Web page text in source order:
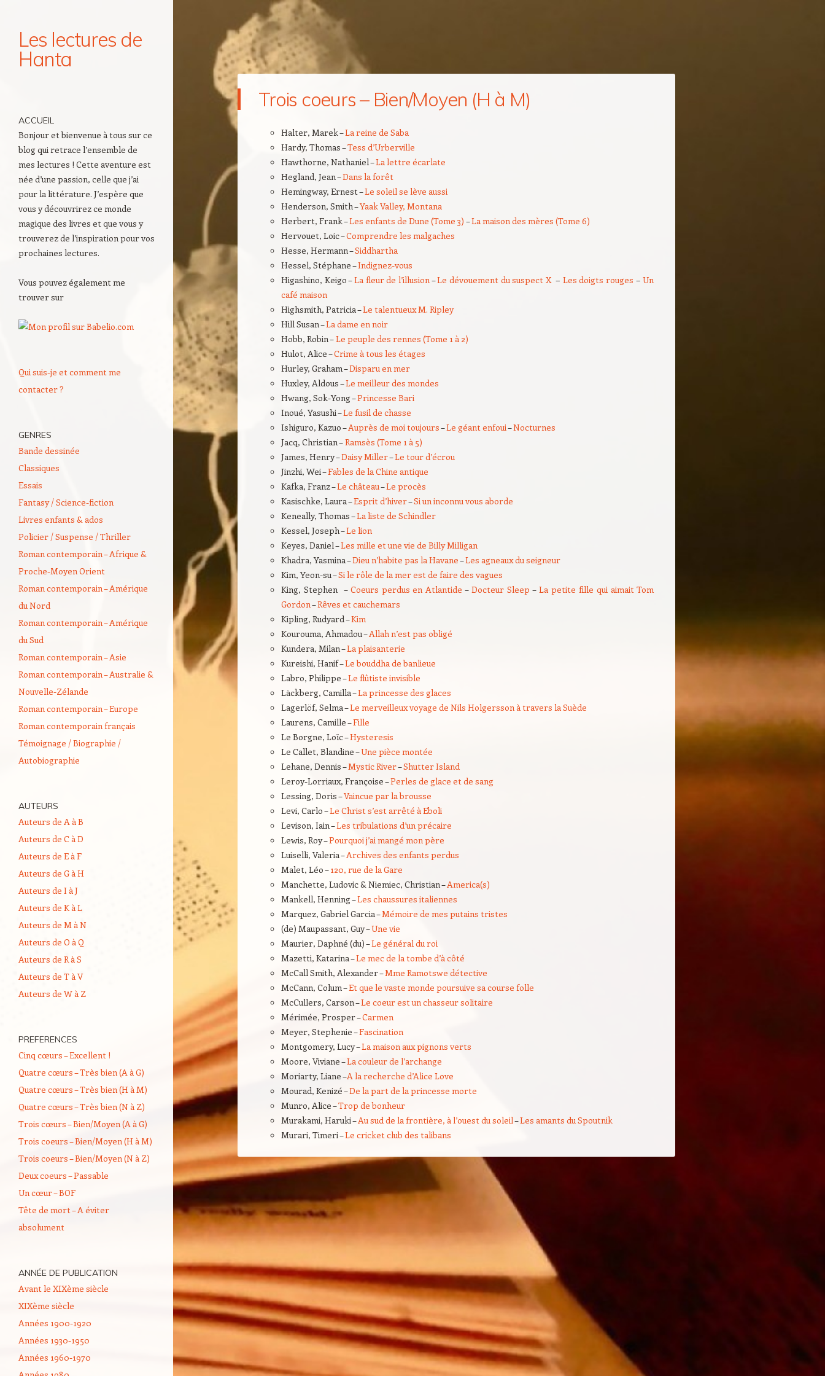
Les lectures de
Hanta
Trois coeurs – Bien/Moyen (H à M)
Halter, Marek –La reine de Saba
Hardy, Thomas –Tess d’Urberville
Hawthorne, Nathaniel –La lettre écarlate
Hegland, Jean –Dans la forêt
Hemingway, Ernest –Le soleil se lève aussi
Henderson, Smith –Yaak Valley, Montana
Herbert, Frank –Les enfants de Dune (Tome 3) –La maison des mères (Tome 6)
Hervouet, Loic –Comprendre les malgaches
Hesse, Hermann –Siddhartha
Hessel, Stéphane –Indignez-vous
Higashino, Keigo –La fleur de l’illusion–Le dévouement du suspect X– Les doigts rouges – Un
café maison
Highsmith, Patricia –Le talentueux M. Ripley
Hill Susan –La dame en noir
Hobb, Robin –Le peuple des rennes (Tome 1 à 2)
Hulot, Alice –Crime à tous les étages
Hurley, Graham –Disparu en mer
Huxley, Aldous –Le meilleur des mondes
Hwang, Sok-Yong –Princesse Bari
Inoué, Yasushi –Le fusil de chasse
Ishiguro, Kazuo –Auprès de moi toujours–Le géant enfoui–Nocturnes
Jacq, Christian –Ramsès (Tome 1 à 5)
James, Henry –Daisy Miller–Le tour d’écrou
Jinzhi, Wei –Fables de la Chine antique
Kafka, Franz –Le château–Le procès
Kasischke, Laura –Esprit d’hiver–Si un inconnu vous aborde
Keneally, Thomas –La liste de Schindler
Kessel, Joseph –Le lion
Keyes, Daniel –Les mille et une vie de Billy Milligan
Khadra, Yasmina –Dieu n’habite pas la Havane–Les agneaux du seigneur
Kim, Yeon-su –Si le rôle de la mer est de faire des vagues
King, Stephen – Coeurs perdus en Atlantide –Docteur Sleep – La petite fille qui aimait Tom
Gordon–Rêves et cauchemars
Kipling, Rudyard –Kim
Kourouma, Ahmadou –Allah n’est pas obligé
Kundera, Milan –La plaisanterie
Kureishi, Hanif –Le bouddha de banlieue
Labro, Philippe –Le flûtiste invisible
Läckberg, Camilla –La princesse des glaces
Lagerlöf, Selma –Le merveilleux voyage de Nils Holgersson à travers la Suède
Laurens, Camille –Fille
Le Borgne, Loïc –Hysteresis
Le Callet, Blandine –Une pièce montée
Lehane, Dennis –Mystic River–Shutter Island
Leroy-Lorriaux, Françoise –Perles de glace et de sang
Lessing, Doris –Vaincue par la brousse
Levi, Carlo –Le Christ s’est arrêté à Eboli
Levison, Iain –Les tribulations d’un précaire
Lewis, Roy –Pourquoi j’ai mangé mon père
Luiselli, Valeria –Archives des enfants perdus
Malet, Léo –120, rue de la Gare
Manchette, Ludovic & Niemiec, Christian –America(s)
Mankell, Henning –Les chaussures italiennes
Marquez, Gabriel Garcia –Mémoire de mes putains tristes
(de) Maupassant, Guy –Une vie
Maurier, Daphné (du) –Le général du roi
Mazetti, Katarina –Le mec de la tombe d’à côté
McCall Smith, Alexander –Mme Ramotswe détective
McCann, Colum –Et que le vaste monde poursuive sa course folle
McCullers, Carson –Le coeur est un chasseur solitaire
Mérimée, Prosper –Carmen
Meyer, Stephenie –Fascination
Montgomery, Lucy –La maison aux pignons verts
Moore, Viviane –La couleur de l’archange
Moriarty, Liane –A la recherche d’Alice Love
Mourad, Kenizé –De la part de la princesse morte
Munro, Alice –Trop de bonheur
Murakami, Haruki –Au sud de la frontière, à l’ouest du soleil–Les amants du Spoutnik
Murari, Timeri –Le cricket club des talibans
ACCUEIL
Bonjour et bienvenue à tous sur ce
blog qui retrace l’ensemble de
mes lectures ! Cette aventure est
née d’une passion, celle que j’ai
pour la littérature. J’espère que
vous y découvrirez ce monde
magique des livres et que vous y
trouverez de l’inspiration pour vos
prochaines lectures.
Vous pouvez également me
trouver sur
Qui suis-je et comment me
contacter ?
GENRES
Bande dessinée
Classiques
Essais
Fantasy / Science-fiction
Livres enfants & ados
Policier / Suspense / Thriller
Roman contemporain – Afrique &
Proche-Moyen Orient
Roman contemporain – Amérique
du Nord
Roman contemporain – Amérique
du Sud
Roman contemporain – Asie
Roman contemporain – Australie &
Nouvelle-Zélande
Roman contemporain – Europe
Roman contemporain français
Témoignage / Biographie /
Autobiographie
AUTEURS
Auteurs de A à B
Auteurs de C à D
Auteurs de E à F
Auteurs de G à H
Auteurs de I à J
Auteurs de K à L
Auteurs de M à N
Auteurs de O à Q
Auteurs de R à S
Auteurs de T à V
Auteurs de W à Z
PREFERENCES
Cinq cœurs – Excellent !
Quatre cœurs – Très bien (A à G)
Quatre cœurs – Très bien (H à M)
Quatre cœurs – Très bien (N à Z)
Trois cœurs – Bien/Moyen (A à G)
Trois coeurs – Bien/Moyen (H à M)
Trois coeurs – Bien/Moyen (N à Z)
Deux coeurs – Passable
Un cœur – BOF
Tête de mort – A éviter
absolument
ANNÉE DE PUBLICATION
Avant le XIXème siècle
XIXème siècle
Années 1900-1920
Années 1930-1950
Années 1960-1970